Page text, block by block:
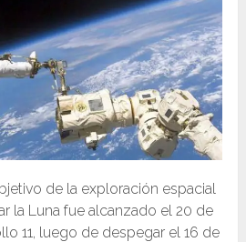
de la exploración espacial
la Luna fue alcanzado el 20 de
11, luego de despegar el 16 de